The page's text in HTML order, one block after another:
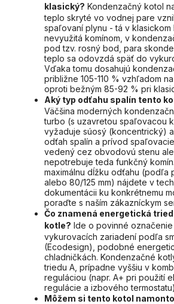
klasický? Kondenzačný kotol
teplo skryté vo vodnej pare
spaľovaní plynu - tá v
nevyužitá komínom, v
pod tzv. rosný bod, para
teplo sa odovzdá späť do
Vďaka tomu dosahujú
približne 105-110 % vzhľadom
oproti bežným 85-92 % pri
Aký typ odťahu spalín tento
Väčšina moderných
turbo (s uzavretou spaľovacou
vyžaduje súosý (koncentrický)
odťah spalín a prívod
vedený cez obvodovú stenu
nepotrebuje teda funkčný
maximálnu dĺžku odťahu (podľa
alebo 80/125 mm) nájdete v
dokumentácii ku konkrétnemu
poraďte s naším zákazníckym
Čo znamená energetická
kotle? Ide o povinné označenie
vykurovacích zariadení podľa
(Ecodesign), podobné
chladničkách. Kondenzačné
triedu A, prípadne vyššiu v
reguláciou (napr. A+ pri použití
regulácie a izbového
Môžem si tento kotol